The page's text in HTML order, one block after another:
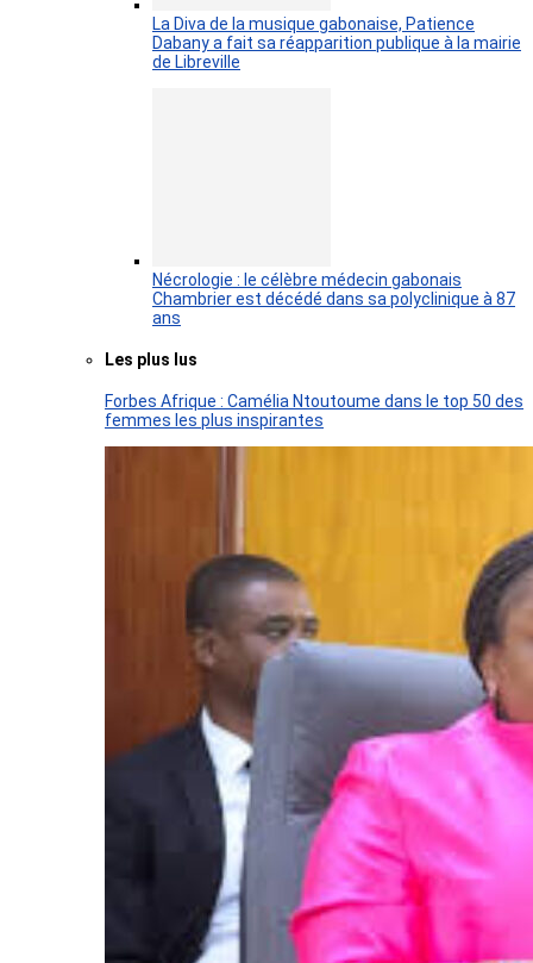
La Diva de la musique gabonaise, Patience
Dabany a fait sa réapparition publique à la mairie
de Libreville
Nécrologie : le célèbre médecin gabonais
Chambrier est décédé dans sa polyclinique à 87
ans
Les plus lus
Forbes Afrique : Camélia Ntoutoume dans le top 50 des
femmes les plus inspirantes